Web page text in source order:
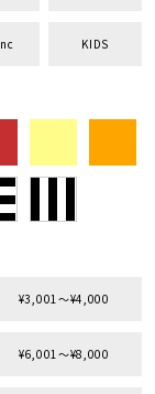
KIDS
¥3,001〜¥4,000
¥6,001〜¥8,000